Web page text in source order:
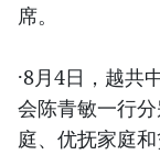
席。
·8月4日，越共
会陈青敏一行
庭、优抚家庭